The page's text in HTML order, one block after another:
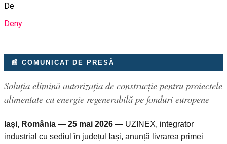
De
Deny
📰 COMUNICAT DE PRESĂ
Soluția elimină autorizația de construcție pentru proiectele
alimentate cu energie regenerabilă pe fonduri europene
Iași, România — 25 mai 2026 — UZINEX, integrator
industrial cu sediul în județul Iași, anunță livrarea primei